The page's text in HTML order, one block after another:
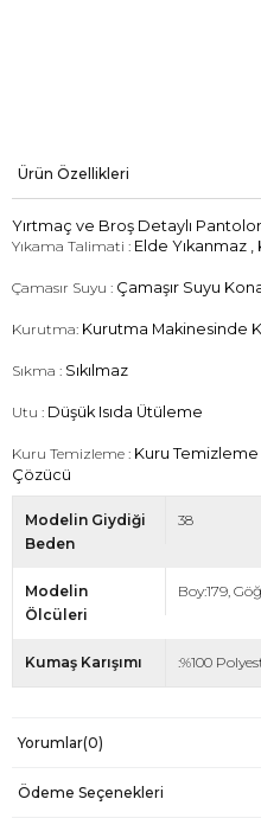
Ürün Özellikleri
Yırtmaç ve Broş Detaylı
Yıkama Talimati : Elde Yıkanmaz
Çamasır Suyu : Çamaşır Suyu
Kurutma: Kurutma Makinesinde
Sıkma : Sıkılmaz
Utu : Düşük Isıda Ütüleme
Kuru Temizleme : Kuru Temizleme
Çözücü
Modelin Giydiği
Beden
38
Modelin
Ölcüleri
Boy:179,
Kumaş Karışımı :%100
Yorumlar(0)
Ödeme Seçenekleri